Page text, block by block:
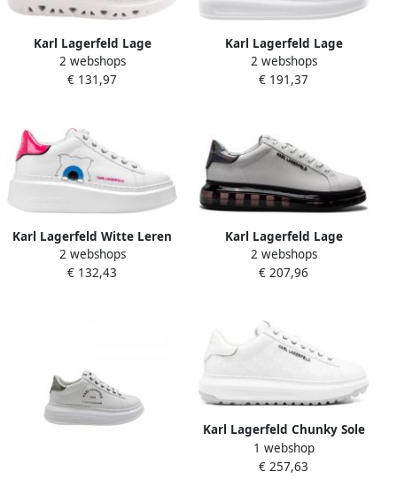
Karl Lagerfeld Lage
Sneakers KAPRI KITE Lo
Lace
2 webshops
€ 131,97
Karl Lagerfeld Lage
Sneakers KAPRI MENS
Monogram Emboss Lo
2 webshops
€ 191,37
Karl Lagerfeld Witte Leren
Sneakers voor Vrouwen
White Dames
2 webshops
€ 132,43
Karl Lagerfeld Lage
Sneakers KL52625 KAPRI
KUSHION
2 webshops
€ 207,96
Karl Lagerfeld Chunky Sole
Sneakers
1 webshop
€ 257,63